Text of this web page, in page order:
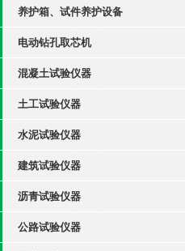
养护箱、试件养护设备
电动钻孔取芯机
混凝土试验仪器
土工试验仪器
水泥试验仪器
建筑试验仪器
沥青试验仪器
公路试验仪器